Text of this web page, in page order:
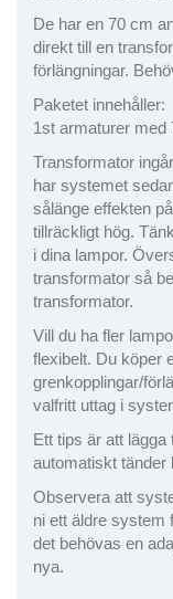
De har en 70 cm
direkt till en
förlängningar.
Paketet innehåller:
1st armaturer med
Transformator
har systemet
sålänge effekten
tillräckligt hög.
i dina lampor.
transformator så
transformator.
Vill du ha fler
flexibelt. Du köper
grenkopplingar/
valfritt uttag i
Ett tips är att
automatiskt tänder
Observera att
ni ett äldre system
det behövas en
nya.